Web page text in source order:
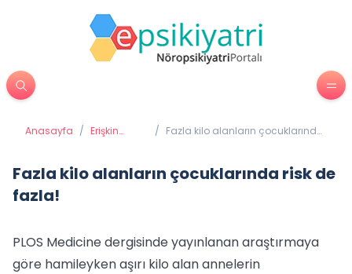
Anasayfa / Erişkin
/ Fazla kilo alanların çocuklarında
Fazla kilo alanların çocuklarında risk de
fazla!
PLOS Medicine dergisinde yayınlanan araştırmaya
göre hamileyken aşırı kilo alan annelerin